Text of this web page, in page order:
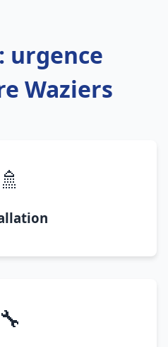
urgence
Waziers
🚿
🔧